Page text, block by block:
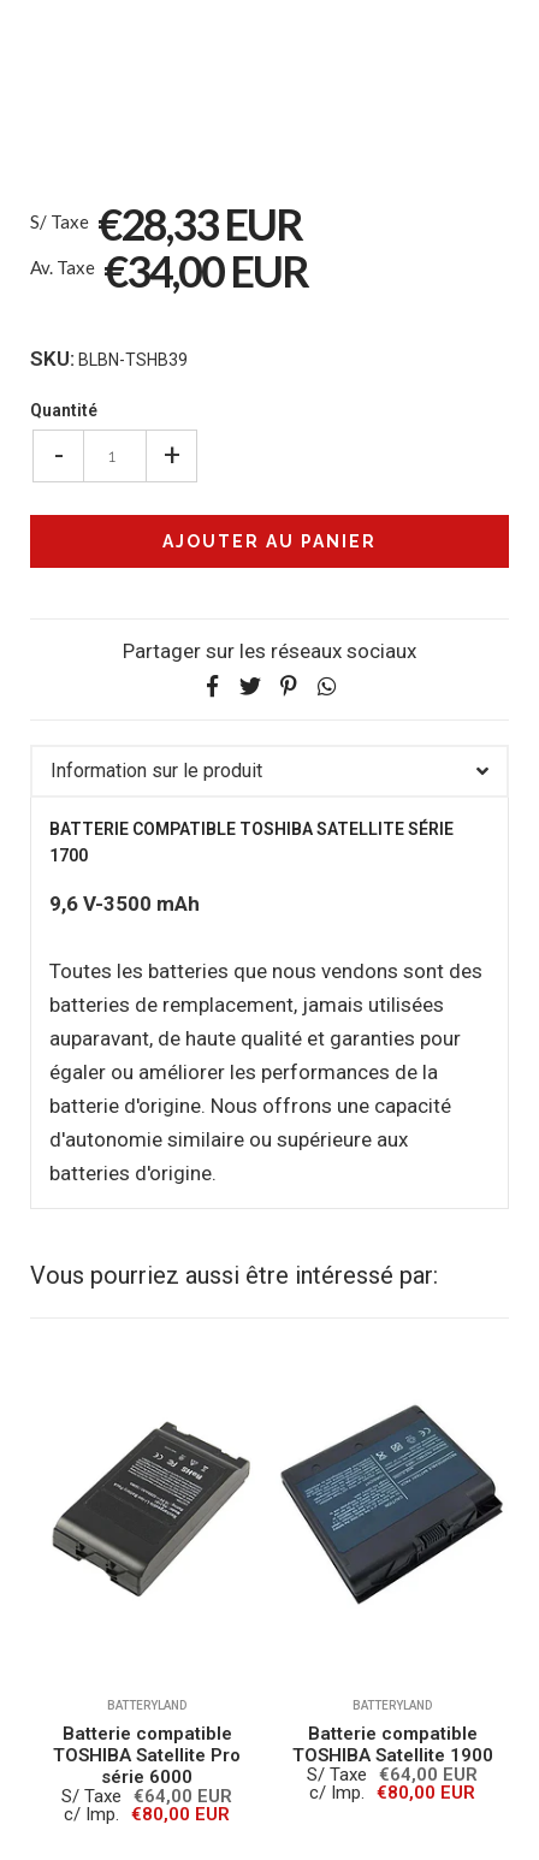
S/ Taxe €28,33 EUR
Av. Taxe €34,00 EUR
SKU: BLBN-TSHB39
Quantité
- +
Partager sur les réseaux sociaux
Information sur le produit
BATTERIE COMPATIBLE TOSHIBA SATELLITE SÉRIE
1700
9,6 V-3500 mAh
Toutes les batteries que nous vendons sont des
batteries de remplacement, jamais utilisées
auparavant, de haute qualité et garanties pour
égaler ou améliorer les performances de la
batterie d'origine. Nous offrons une capacité
d'autonomie similaire ou supérieure aux
batteries d'origine.
Vous pourriez aussi être intéressé par:
BATTERYLAND
Batterie compatible
TOSHIBA Satellite Pro
série 6000
S/ Taxe
€64,00 EUR
c/ Imp.
€80,00 EUR
BATTERYLAND
Batterie compatible
TOSHIBA Satellite 1900
S/ Taxe
€64,00 EUR
c/ Imp.
€80,00 EUR